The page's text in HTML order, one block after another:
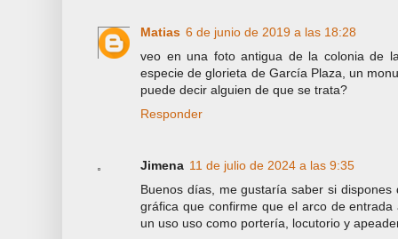
Matias 6 de junio de 2019 a las 18:28
veo en una foto antigua de la colonia de
especie de glorieta de García Plaza, un
puede decir alguien de que se trata?
Responder
Jimena 11 de julio de 2024 a las 9:35
Buenos días, me gustaría saber si
gráfica que confirme que el arco de
un uso uso como portería, locutorio y